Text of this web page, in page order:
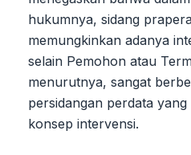
hukumnya, sidang
memungkinkan adanya
selain Pemohon atau
menurutnya, sangat
persidangan perdata
konsep intervensi.